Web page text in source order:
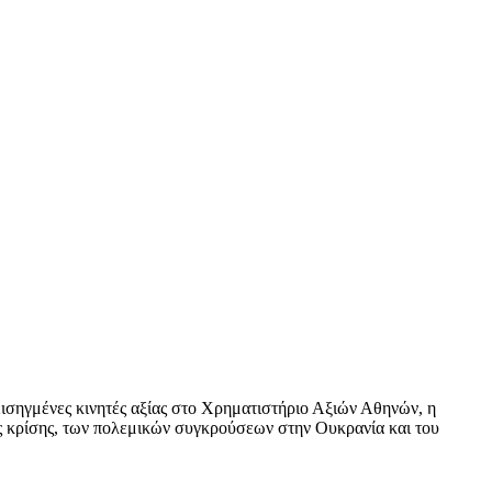
κινητές αξίας στο Χρηματιστήριο Αξιών Αθηνών, η
κρίσης, των πολεμικών συγκρούσεων στην Ουκρανία και του